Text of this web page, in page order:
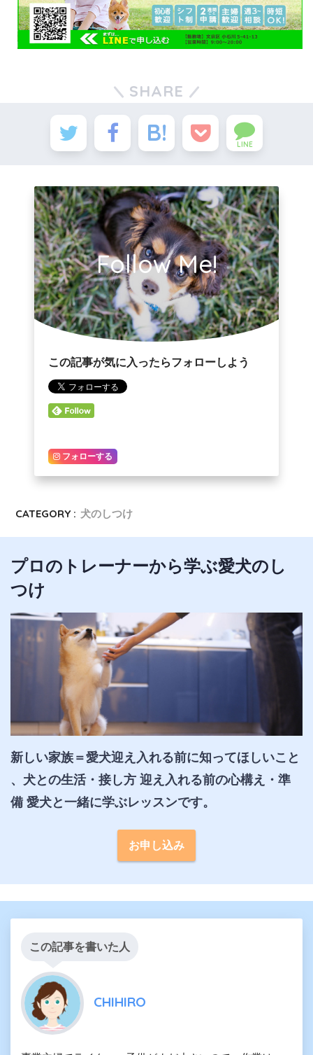
SHARE
LINE
Follow Me!
この記事が気に入ったらフォローしよう
フォローする
CATEGORY : 犬のしつけ
プロのトレーナーから学ぶ愛犬のし
つけ
新しい家族＝愛犬迎え入れる前に知ってほしいこと
、犬との生活・接し方 迎え入れる前の心構え・準
備 愛犬と一緒に学ぶレッスンです。
お申し込み
この記事を書いた人
CHIHIRO